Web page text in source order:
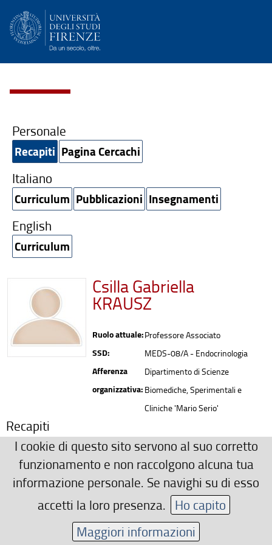
Personale
Recapiti Pagina Cercachi
Italiano
Curriculum Pubblicazioni Insegnamenti
English
Curriculum
Csilla Gabriella
KRAUSZ
Ruolo attuale:Professore Associato
SSD: MEDS-08/A - Endocrinologia
Afferenza
organizzativa:
Dipartimento di Scienze
Biomediche, Sperimentali e
Cliniche 'Mario Serio'
Recapiti
0552758421
csilla.krausz(AT)unifi.it
Area riservata
I cookie di questo sito servono al suo corretto
funzionamento e non raccolgono alcuna tua
informazione personale. Se navighi su di esso
accetti la loro presenza. Ho capito
Maggiori informazioni